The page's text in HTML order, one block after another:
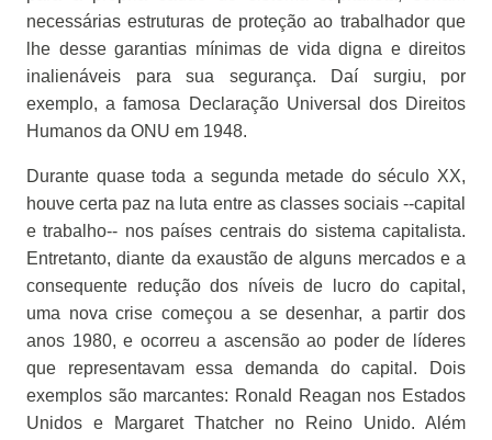
necessárias estruturas de proteção ao trabalhador que
lhe desse garantias mínimas de vida digna e direitos
inalienáveis para sua segurança. Daí surgiu, por
exemplo, a famosa Declaração Universal dos Direitos
Humanos da ONU em 1948.
Durante quase toda a segunda metade do século XX,
houve certa paz na luta entre as classes sociais --capital
e trabalho-- nos países centrais do sistema capitalista.
Entretanto, diante da exaustão de alguns mercados e a
consequente redução dos níveis de lucro do capital,
uma nova crise começou a se desenhar, a partir dos
anos 1980, e ocorreu a ascensão ao poder de líderes
que representavam essa demanda do capital. Dois
exemplos são marcantes: Ronald Reagan nos Estados
Unidos e Margaret Thatcher no Reino Unido. Além